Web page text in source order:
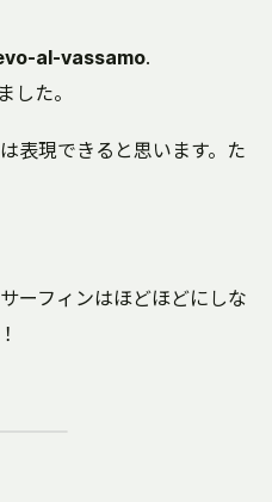
al-vassamo.
した。
表現できると思います。た
ーフィンはほどほどにしな